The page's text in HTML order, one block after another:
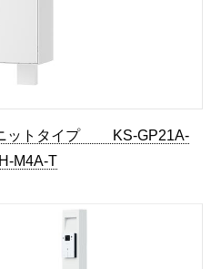
ニットタイプ KS-GP21A-
M4A-T